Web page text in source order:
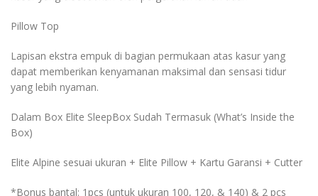
Pillow Top
Lapisan ekstra empuk di bagian permukaan atas kasur yang
dapat memberikan kenyamanan maksimal dan sensasi tidur
yang lebih nyaman.
Dalam Box Elite SleepBox Sudah Termasuk (What’s Inside the
Box)
Elite Alpine sesuai ukuran + Elite Pillow + Kartu Garansi + Cutter
*Bonus bantal: 1pcs (untuk ukuran 100, 120, & 140) & 2 pcs